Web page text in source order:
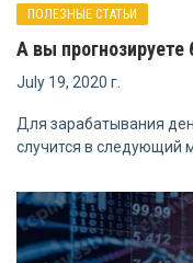
ПОЛЕЗНЫЕ СТАТЬИ
А вы
July 19, 2020 г.
Для зарабатывания
случится в следующий